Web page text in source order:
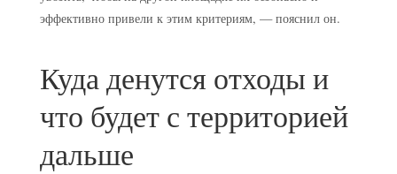
эффективно привели к этим критериям, — пояснил он.
Куда денутся отходы и
что будет с территорией
дальше